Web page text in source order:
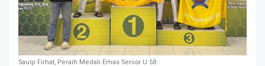
Sauqi Firhat, Peraih Medali Emas Senior U 58